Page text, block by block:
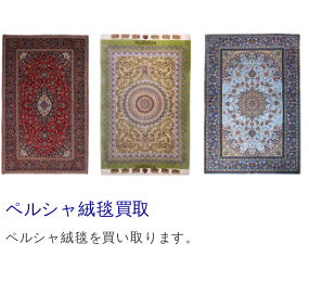
ペルシャ絨毯買取
ペルシャ絨毯を買い取ります。